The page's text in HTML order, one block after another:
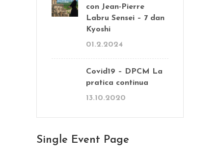
con Jean-Pierre
Labru Sensei – 7 dan
Kyoshi
01.2.2024
Covid19 – DPCM La
pratica continua
13.10.2020
Single Event Page